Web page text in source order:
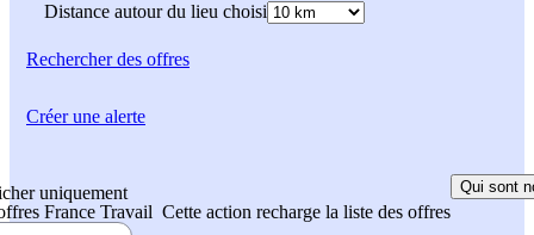
Distance autour du lieu choisi
Rechercherdes offres
uniquement
France Travail Cette action recharge la liste des offres
Qui sont
Créer une alerte